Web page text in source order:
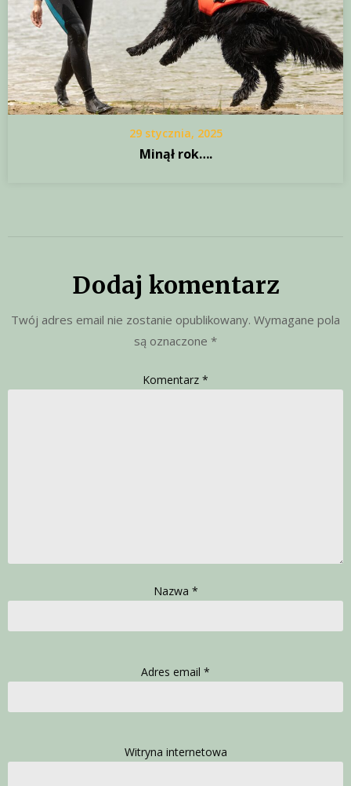
29 stycznia, 2025
Minął rok….
Dodaj komentarz
Twój adres email nie zostanie opublikowany. Wymagane pola
są oznaczone *
Komentarz *
Nazwa *
Adres email *
Witryna internetowa